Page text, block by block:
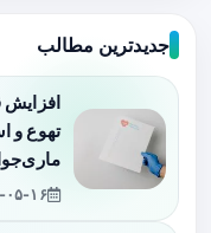
جدیدترین مطالب
تهوع و
۱۴۰۵-